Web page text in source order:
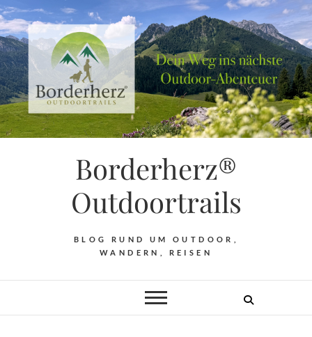
Borderherz®
Outdoortrails
BLOG RUND UM OUTDOOR,
WANDERN, REISEN